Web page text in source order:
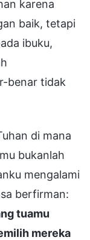
karena
baik, tetapi
ibuku,
benar tidak
di mana
bukanlah
mengalami
berfirman:
tuamu
mereka